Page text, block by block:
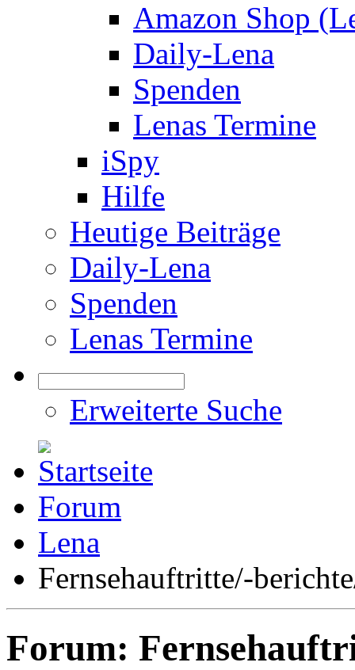
Amazon Shop
Daily-Lena
Spenden
Lenas Termine
iSpy
Hilfe
Heutige Beiträge
Daily-Lena
Spenden
Lenas Termine
Erweiterte Suche
Forum
Lena
Fernsehauftritte/-
Forum: